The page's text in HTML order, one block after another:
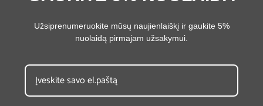
Užsiprenumeruokite mūsų naujienlaiškį ir gaukite 5%
nuolaidą pirmajam užsakymui.